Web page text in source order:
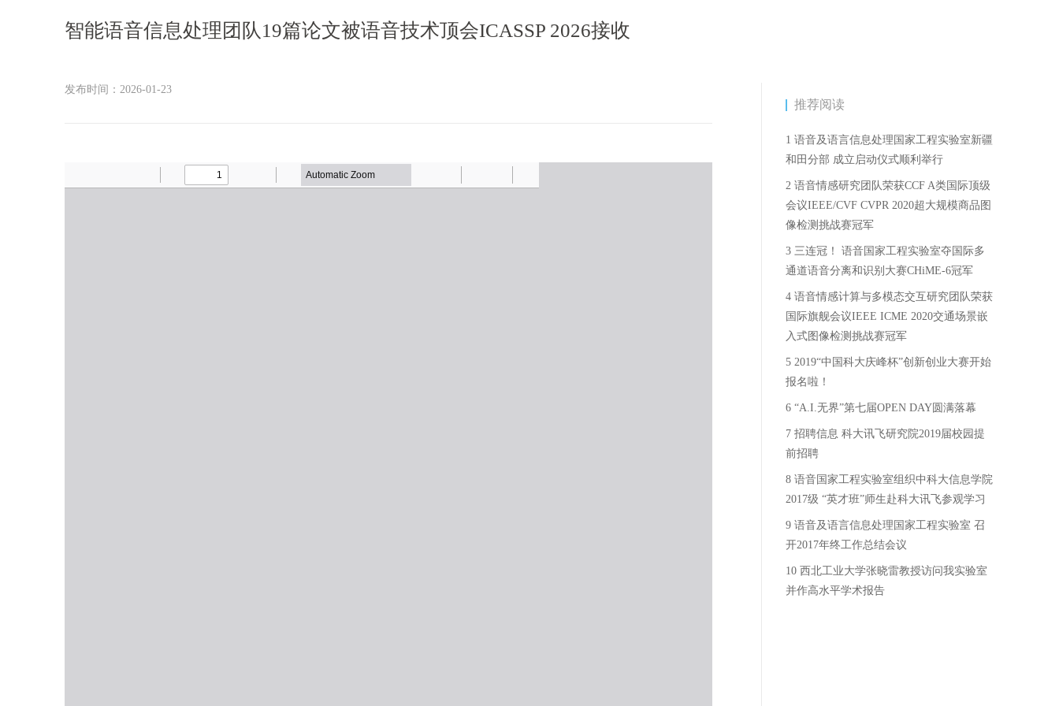
智能语音信息处理团队19篇论文被语音技术顶会ICASSP 2026接收
发布时间：2026-01-23
推荐阅读
1 语音及语言信息处理国家工程实验室新疆
和田分部 成立启动仪式顺利举行
2 语音情感研究团队荣获CCF A类国际顶级
会议IEEE/CVF CVPR 2020超大规模商品图
像检测挑战赛冠军
3 三连冠！ 语音国家工程实验室夺国际多
通道语音分离和识别大赛CHiME-6冠军
4 语音情感计算与多模态交互研究团队荣获
国际旗舰会议IEEE ICME 2020交通场景嵌
入式图像检测挑战赛冠军
5 2019“中国科大庆峰杯”创新创业大赛开始
报名啦！
6 “A.I.无界”第七届OPEN DAY圆满落幕
7 招聘信息 科大讯飞研究院2019届校园提
前招聘
8 语音国家工程实验室组织中科大信息学院
2017级 “英才班”师生赴科大讯飞参观学习
9 语音及语言信息处理国家工程实验室 召
开2017年终工作总结会议
10 西北工业大学张晓雷教授访问我实验室
并作高水平学术报告